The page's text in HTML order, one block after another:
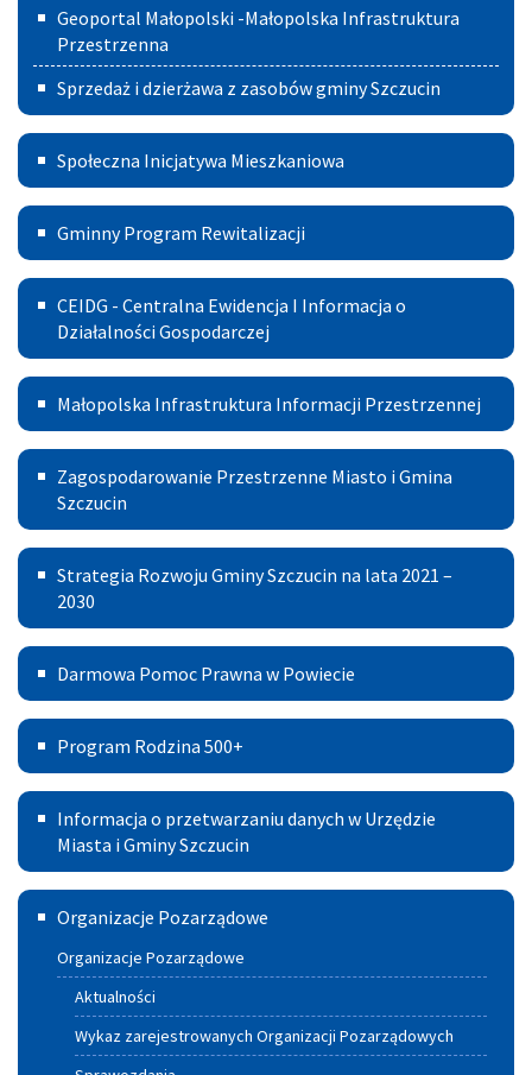
Geoportal Małopolski -Małopolska Infrastruktura
Przestrzenna
Sprzedaż i dzierżawa z zasobów gminy Szczucin
Społeczna
Inicjatywa
Mieszkaniowa
Społeczna Inicjatywa Mieszkaniowa
Gminny
Program
Rewitalizacji
Gminny Program Rewitalizacji
Centralna
Ewidencja
I
Informacja
o
Działalności
Gospodarczej
CEIDG - Centralna Ewidencja I Informacja o
Działalności Gospodarczej
Małopolska
Infrastruktura
Informacji
Przestrzennej
Małopolska Infrastruktura Informacji Przestrzennej
Zagospodarowanie
Przestrzenne
Miasto
Zagospodarowanie Przestrzenne Miasto i Gmina
Szczucin
Strategia
Rozwoju
Gminy
Szczucin
na
lata
2021
–
2030
Strategia Rozwoju Gminy Szczucin na lata 2021 –
2030
Darmowa
Pomoc
Prawna
w
Powiecie
Darmowa Pomoc Prawna w Powiecie
Program
Rodzina
500+
Program Rodzina 500+
Informacja
przetwarzaniu
danych
Urzędzie
Miasta
Informacja o przetwarzaniu danych w Urzędzie
Miasta i Gminy Szczucin
Szczuciński
Portal
Aktywnych
Organizacje Pozarządowe
Organizacje Pozarządowe
Aktualności
Wykaz zarejestrowanych Organizacji Pozarządowych